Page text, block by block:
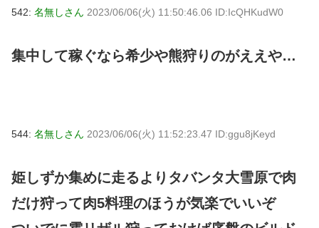
542: 名無しさん 2023/06/06(火) 11:50:46.06 ID:IcQHKudW0
集中して稼ぐなら希少や熊狩りのがええや…
544: 名無しさん 2023/06/06(火) 11:52:23.47 ID:ggu8jKeyd
姫しずか集めに走るよりタバンタ大雪原で肉
だけ狩って肉5料理のほうが気楽でいいぞ